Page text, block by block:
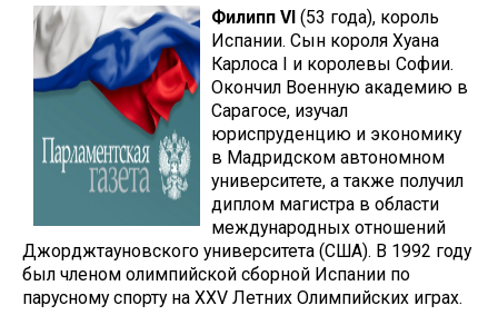
Филипп VI (53 года), король
Испании. Сын короля Хуана
Карлоса I и королевы Софии.
Окончил Военную академию в
Сарагосе, изучал
юриспруденцию и экономику
в Мадридском автономном
университете, а также получил
диплом магистра в области
международных отношений
Джорджтауновского университета (США). В 1992 году
был членом олимпийской сборной Испании по
парусному спорту на XXV Летних Олимпийских играх.